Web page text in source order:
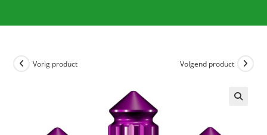
Vorig product Volgend product